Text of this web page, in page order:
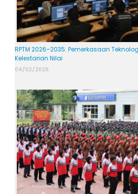
RPTM 2026–2035: Pemerkasaan
Kelestarian Nilai
04/02/2026